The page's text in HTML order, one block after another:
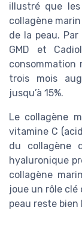
illustré que
collagène
de la peau.
GMD et
consommation
trois mois
jusqu’à 15%.
Le collagène
vitamine C
du collagène
hyaluronique
collagène
joue un rôle clé
peau reste